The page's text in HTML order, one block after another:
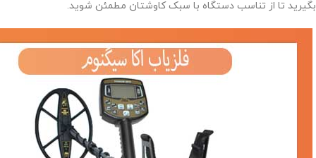
بگیرید تا از تناسب دستگاه با سبک کاوشتان مطمئن شوید.